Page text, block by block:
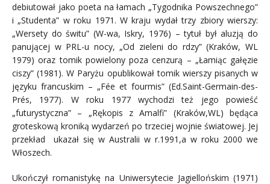
debiutował jako poeta na łamach „Tygodnika Powszechnego”
i „Studenta” w roku 1971. W kraju wydał trzy zbiory wierszy:
„Wersety do świtu” (W-wa, Iskry, 1976) – tytuł był aluzją do
panującej w PRL-u nocy, „Od zieleni do rdzy” (Kraków, WL
1979) oraz tomik powielony poza cenzurą – „Łamiąc gałęzie
ciszy” (1981). W Paryżu opublikował tomik wierszy pisanych w
języku francuskim – „Fée et fourmis” (Ed.Saint-Germain-des-
Prés, 1977). W roku 1977 wychodzi też jego powieść
„futurystyczna” – „Rękopis z Amalfi” (Kraków,WL) będąca
groteskową kroniką wydarzeń po trzeciej wojnie światowej. Jej
przekład ukazał się w Australii w r.1991,a w roku 2000 we
Włoszech.
Ukończył romanistykę na Uniwersytecie Jagiellońskim (1971)